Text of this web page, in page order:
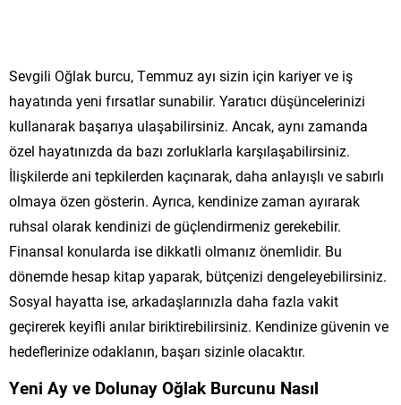
Sevgili Oğlak burcu, Temmuz ayı sizin için kariyer ve iş
hayatında yeni fırsatlar sunabilir. Yaratıcı düşüncelerinizi
kullanarak başarıya ulaşabilirsiniz. Ancak, aynı zamanda
özel hayatınızda da bazı zorluklarla karşılaşabilirsiniz.
İlişkilerde ani tepkilerden kaçınarak, daha anlayışlı ve sabırlı
olmaya özen gösterin. Ayrıca, kendinize zaman ayırarak
ruhsal olarak kendinizi de güçlendirmeniz gerekebilir.
Finansal konularda ise dikkatli olmanız önemlidir. Bu
dönemde hesap kitap yaparak, bütçenizi dengeleyebilirsiniz.
Sosyal hayatta ise, arkadaşlarınızla daha fazla vakit
geçirerek keyifli anılar biriktirebilirsiniz. Kendinize güvenin ve
hedeflerinize odaklanın, başarı sizinle olacaktır.
Yeni Ay ve Dolunay Oğlak Burcunu Nasıl